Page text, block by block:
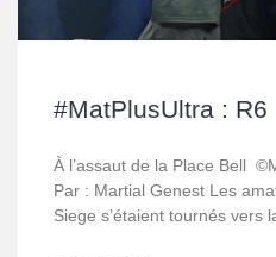
#MatPlusUltra :
À l’assaut de la Place Bell
Par : Martial Genest Les
Siege s’étaient tournés vers